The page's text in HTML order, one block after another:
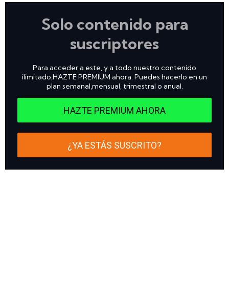
Solo contenido para
suscriptores
Para acceder a este, y a todo nuestro contenido
ilimitado,HAZTE PREMIUM ahora. Puedes hacerlo en un
plan semanal,mensual, trimestral o anual.
HAZTE PREMIUM AHORA
¿YA ESTÁS SUSCRITO?